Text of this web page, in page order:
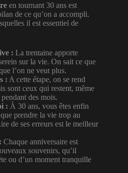
en tournant 30 ans est
de ce qu’on a accompli.
il est essentiel de
: La trentaine apporte
sur la vie. On sait ce que
l’on ne veut plus.
: A cette étape, on se rend
sont ceux qui restent, même
des mois.
: À 30 ans, vous êtes enfin
prendre la vie trop au
de ses erreurs est le meilleur
Chaque anniversaire est
souvenirs, qu’il
ou d’un moment tranquille